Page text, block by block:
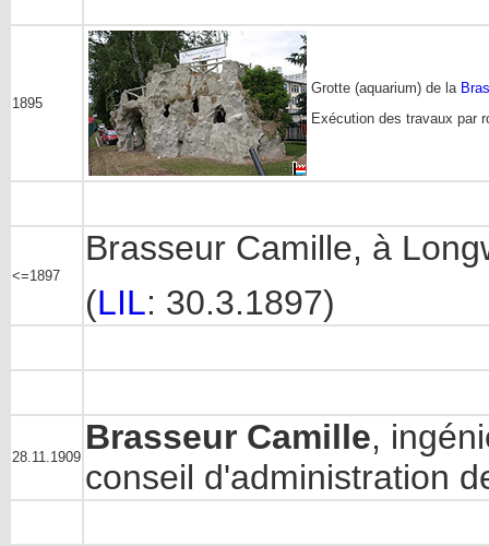
1895
Grotte (aquarium) de la
Exécution des travaux par
<=1897
Brasseur Camille, à
(LIL: 30.3.1897)
28.11.1909
Brasseur Camille,
conseil d'administration